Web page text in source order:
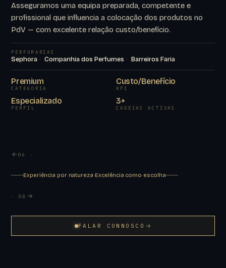
Asseguramos uma equipa preparada, competente e
profissional que influencia a colocação dos produtos no
PdV — com excelente relação custo/benefício.
PERFUMARIAS
Sephora Companhia dos Perfumes Barreiros Faria
Premium
CATEGORIA
Custo/Benefício
KPI
Especializado
PERFIL
3+
CADEIAS ACTIVAS
06 ·
Experiência por natureza·Excelência como escolha
· 08
FALAR CONNOSCO